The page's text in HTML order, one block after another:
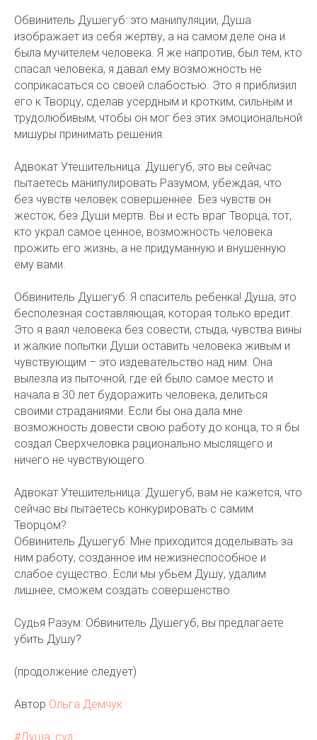
Обвинитель Душегуб: это манипуляции, Душа
изображает из себя жертву, а на самом деле она и
была мучителем человека. Я же напротив, был тем, кто
спасал человека, я давал ему возможность не
соприкасаться со своей слабостью. Это я приблизил
его к Творцу, сделав усердным и кротким, сильным и
трудолюбивым, чтобы он мог без этих эмоциональной
мишуры принимать решения.
Адвокат Утешительница: Душегуб, это вы сейчас
пытаетесь манипулировать Разумом, убеждая, что
без чувств человек совершеннее. Без чувств он
жесток, без Души мертв. Вы и есть враг Творца, тот,
кто украл самое ценное, возможность человека
прожить его жизнь, а не придуманную и внушенную
ему вами.
Обвинитель Душегуб: Я спаситель ребенка! Душа, это
бесполезная составляющая, которая только вредит.
Это я ваял человека без совести, стыда, чувства вины
и жалкие попытки Души оставить человека живым и
чувствующим – это издевательство над ним. Она
вылезла из пыточной, где ей было самое место и
начала в 30 лет будоражить человека, делиться
своими страданиями. Если бы она дала мне
возможность довести свою работу до конца, то я бы
создал Сверхчеловка рационально мыслящего и
ничего не чувствующего.
Адвокат Утешительница: Душегуб, вам не кажется, что
сейчас вы пытаетесь конкурировать с самим
Творцом?
Обвинитель Душегуб: Мне приходится доделывать за
ним работу, созданное им нежизнеспособное и
слабое существо. Если мы убьем Душу, удалим
лишнее, сможем создать совершенство.
Судья Разум: Обвинитель Душегуб, вы предлагаете
убить Душу?
(продолжение следует)
Автор Ольга Демчук
#Душа_суд